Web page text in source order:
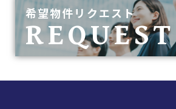
希望物件リクエスト
REQUEST